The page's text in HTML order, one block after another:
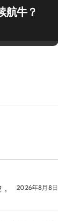
航牛？
2026年8月8日